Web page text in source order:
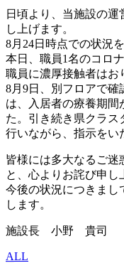
日頃より、当施設の
し上げます。
8月24日時点での状況
本日、職員1名のコロ
職員に濃厚接触者はお
8月9日、別フロアで
は、入居者の療養期間
た。引き続き県クラス
行いながら、指示をい
皆様には多大なるご迷
と、心よりお詫び申し
今後の状況につきまし
します。
施設長 小野 貴司
ALL